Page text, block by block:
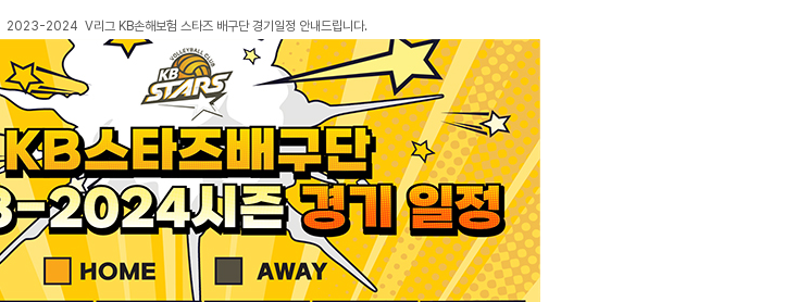
2023-2024 V리그 KB손해보험 스타즈 배구단 경기일정 안내드립니다.